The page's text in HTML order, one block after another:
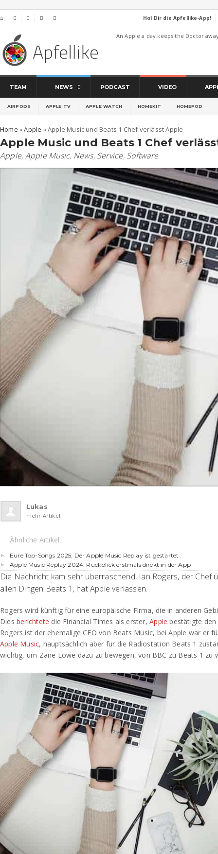
⌂     Hol Dir die Apfellike-App!
An Apple a day keeps the Doctor
TEAM NEWS PODCAST VIDEO
AIRPODS APPLE TV APPLE WATCH HOMEKIT HOMEPOD
Home »Apple »Apple Music und Beats 1 Chef verlässt Apple
Apple Music und Beats 1 Chef
Apple, Apple Music, News, Service, Software
Lukas
mehr Artikel
Ähnliche Artikel
Eure Top-Songs 2025: Der Apple Music Replay ist gestartet
Apple Music Replay 2024: Rückblick erstmals direkt in der App
Die Nachricht kam sehr überraschend, Ian Rogers, der Chef
allen Dingen Beats 1, hat Apple verlassen.
Rogers wird künftig für eine europäische Firma, die in anderen
Diesberichtete die Financial Times als erster,Apple bestätigte den
Rogers ist der ehemalige CEO von Beats Music, bei Apple war er
Apple Music, hauptsächlich aber für die Radiostation Beats 1
wichtig, um Zane Lowe dazu zu bewegen, von BBC zu Beats 1 zu